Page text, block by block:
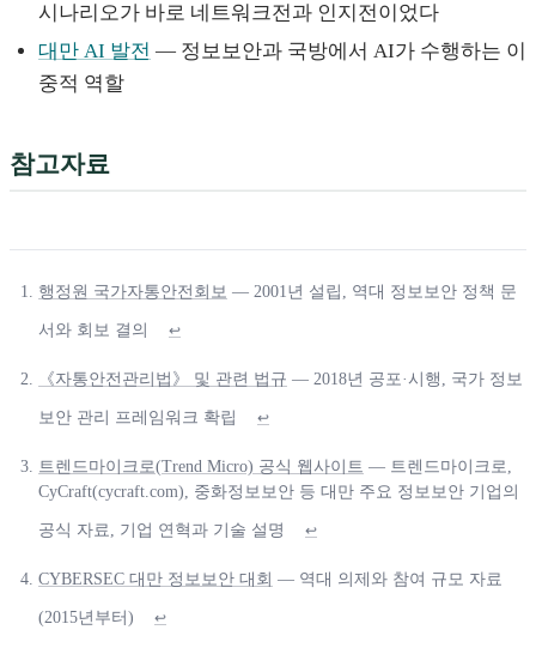
시나리오가 바로 네트워크전과 인지전이었다
대만 AI 발전 — 정보보안과 국방에서 AI가 수행하는 이
중적 역할
참고자료
행정원 국가자통안전회보 — 2001년 설립, 역대 정보보안 정책 문
서와 회보 결의 ↩
《자통안전관리법》 및 관련 법규 — 2018년 공포·시행, 국가 정보
보안 관리 프레임워크 확립 ↩
트렌드마이크로(Trend Micro) 공식 웹사이트 — 트렌드마이크로,
CyCraft(cycraft.com), 중화정보보안 등 대만 주요 정보보안 기업의
공식 자료, 기업 연혁과 기술 설명 ↩
CYBERSEC 대만 정보보안 대회 — 역대 의제와 참여 규모 자료
(2015년부터) ↩